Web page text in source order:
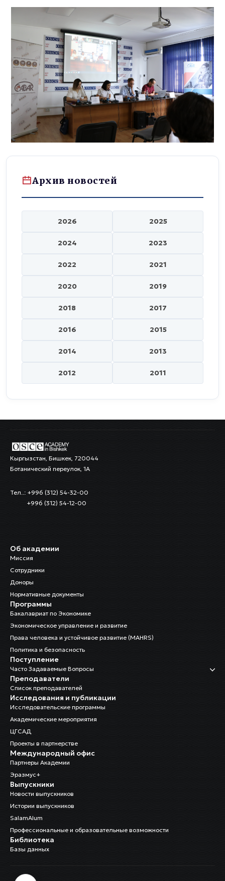
Архив новостей
2026 2025
2024 2023
2022 2021
2020 2019
2018 2017
2016 2015
2014 2013
2012 2011
Кыргызстан, Бишкек, 720044
Ботанический переулок, 1А
Тел..: +996 (312) 54-32-00
+996 (312) 54-12-00
Об академии
Миссия
Сотрудники
Доноры
Нормативные документы
Программы
Бакалавриат по Экономике
Экономическое управление и развитие
Права человека и устойчивое развитие (MAHRS)
Политика и безопасность
Поступление
Часто Задаваемые Вопросы
Преподаватели
Список преподавателей
Исследования и публикации
Исследовательские программы
Академические мероприятия
ЦГСАД
Проекты в партнерстве
Международный офис
Партнеры Академии
Эразмус+
Выпускники
Новости выпускников
Истории выпускников
SalamAlum
Профессиональные и образовательные возможности
Библиотека
Базы данных